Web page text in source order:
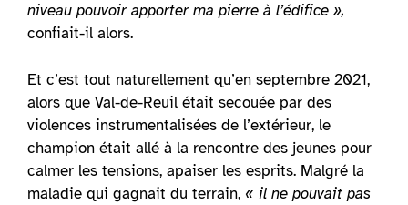
niveau pouvoir apporter ma pierre à l’édifice »,
confiait-il alors.
Et c’est tout naturellement qu’en septembre 2021,
alors que Val-de-Reuil était secouée par des
violences instrumentalisées de l’extérieur, le
champion était allé à la rencontre des jeunes pour
calmer les tensions, apaiser les esprits. Malgré la
maladie qui gagnait du terrain, « il ne pouvait pas